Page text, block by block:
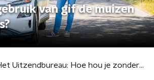
van gif de muizen
Het Uitzendbureau: Hoe hou je zonder gebruik van gif de muizen uit je huis?